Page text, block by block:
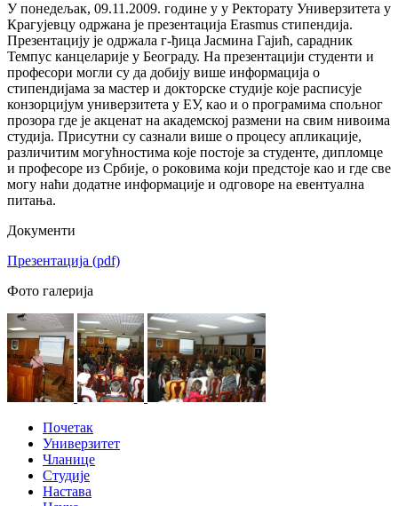
У понедељак, 09.11.2009. године у у Ректорату Универзитета у
Крагујевцу одржана је презентација Erasmus стипендија.
Презентацију је одржала г-ђица Јасмина Гајић, сарадник
Темпус канцеларије у Београду. На презентацији студенти и
професори могли су да добију више информација о
стипендијама за мастер и докторске студије које расписује
конзорцијум универзитета у ЕУ, као и о програмима спољног
прозора где је акценат на академској размени на свим нивоима
студија. Присутни су сазнали више о процесу апликације,
различитим могућностима које постоје за студенте, дипломце
и професоре из Србије, о роковима који предстоје као и где све
могу наћи додатне информације и одговоре на евентуална
питања.
Документи
Презентација (pdf)
Фото галерија
Почетак
Универзитет
Чланице
Студије
Настава